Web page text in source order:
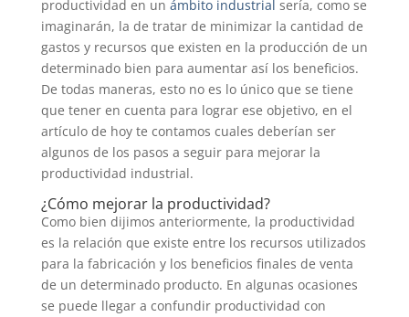
productividad en un ámbito industrial sería, como se
imaginarán, la de tratar de minimizar la cantidad de
gastos y recursos que existen en la producción de un
determinado bien para aumentar así los beneficios.
De todas maneras, esto no es lo único que se tiene
que tener en cuenta para lograr ese objetivo, en el
artículo de hoy te contamos cuales deberían ser
algunos de los pasos a seguir para mejorar la
productividad industrial.
¿Cómo mejorar la productividad?
Como bien dijimos anteriormente, la productividad
es la relación que existe entre los recursos utilizados
para la fabricación y los beneficios finales de venta
de un determinado producto. En algunas ocasiones
se puede llegar a confundir productividad con